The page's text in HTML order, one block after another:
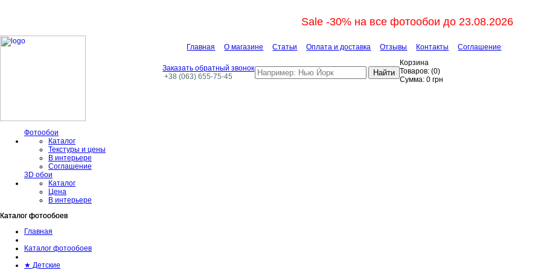
Sale -30% на все фотообои до 23.08.2026
Главная О магазине Статьи Оплата и доставка Отзывы Контакты Соглашение
Заказать обратный звонок
+38 (063) 655-75-45
Найти
Корзина
Товаров: (0)
Сумма: 0 грн
Фотообои
Каталог
Текстуры и цены
В интерьере
Соглашение
3D обои
Каталог
Цена
В интерьере
Каталог фотообоев
Каталог фотообоев
Главная
Каталог фотообоев
★ Детские